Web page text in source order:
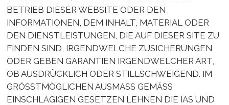
BETRIEB DIESER WEBSITE ODER DEN
INFORMATIONEN, DEM INHALT, MATERIAL ODER
DEN DIENSTLEISTUNGEN, DIE AUF DIESER SITE ZU
FINDEN SIND, IRGENDWELCHE ZUSICHERUNGEN
ODER GEBEN GARANTIEN IRGENDWELCHER ART,
OB AUSDRÜCKLICH ODER STILLSCHWEIGEND. IM
GRÖSSTMÖGLICHEN AUSMASS GEMÄSS
EINSCHLÄGIGEN GESETZEN LEHNEN DIE IAS UND